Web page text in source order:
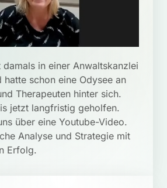
in einer Anwaltskanzlei
hatte schon eine Odysee an
Therapeuten hinter sich.
jetzt langfristig geholfen.
über eine Youtube-Video.
Analyse und Strategie mit
Erfolg.